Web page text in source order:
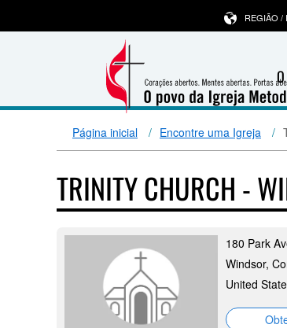
REGIÃO /
Página inicial Encontre uma Igreja
TRINITY CHURCH -
180 Park
Windsor,
United